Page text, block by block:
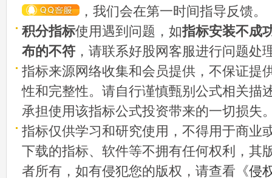
，我们会在第一时间指导反馈。
积分指标使用遇到问题，如指标安装不成
布的不符 ，请联系好股网客服进行问题处
指标来源网络收集和会员提供，不保证提
性和完整性。请自行谨慎甄别公式相关描
承担使用该指标公式投资带来的一切损失
指标仅供学习和研究使用，不得用于商业
下载的指标、软件等不拥有任何权利，其
者所有，如有侵犯您的版权，请查看《侵